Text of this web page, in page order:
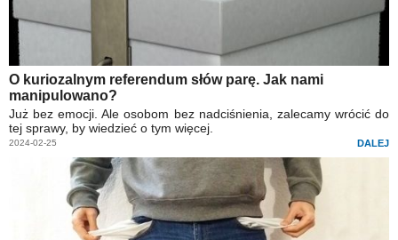
O kuriozalnym referendum słów parę. Jak nami
manipulowano?
Już bez emocji. Ale osobom bez nadciśnienia, zalecamy wrócić do
tej sprawy, by wiedzieć o tym więcej.
2024-02-25 DALEJ